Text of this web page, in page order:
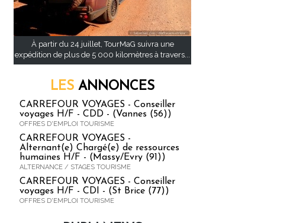
À partir du 24 juillet, TourMaG suivra une
expédition de plus de 5 000 kilomètres à travers...
LES ANNONCES
CARREFOUR VOYAGES - Conseiller
voyages H/F - CDD - (Vannes (56))
OFFRES D'EMPLOI TOURISME
CARREFOUR VOYAGES -
Alternant(e) Chargé(e) de ressources
humaines H/F - (Massy/Evry (91))
ALTERNANCE / STAGES TOURISME
CARREFOUR VOYAGES - Conseiller
voyages H/F - CDI - (St Brice (77))
OFFRES D'EMPLOI TOURISME